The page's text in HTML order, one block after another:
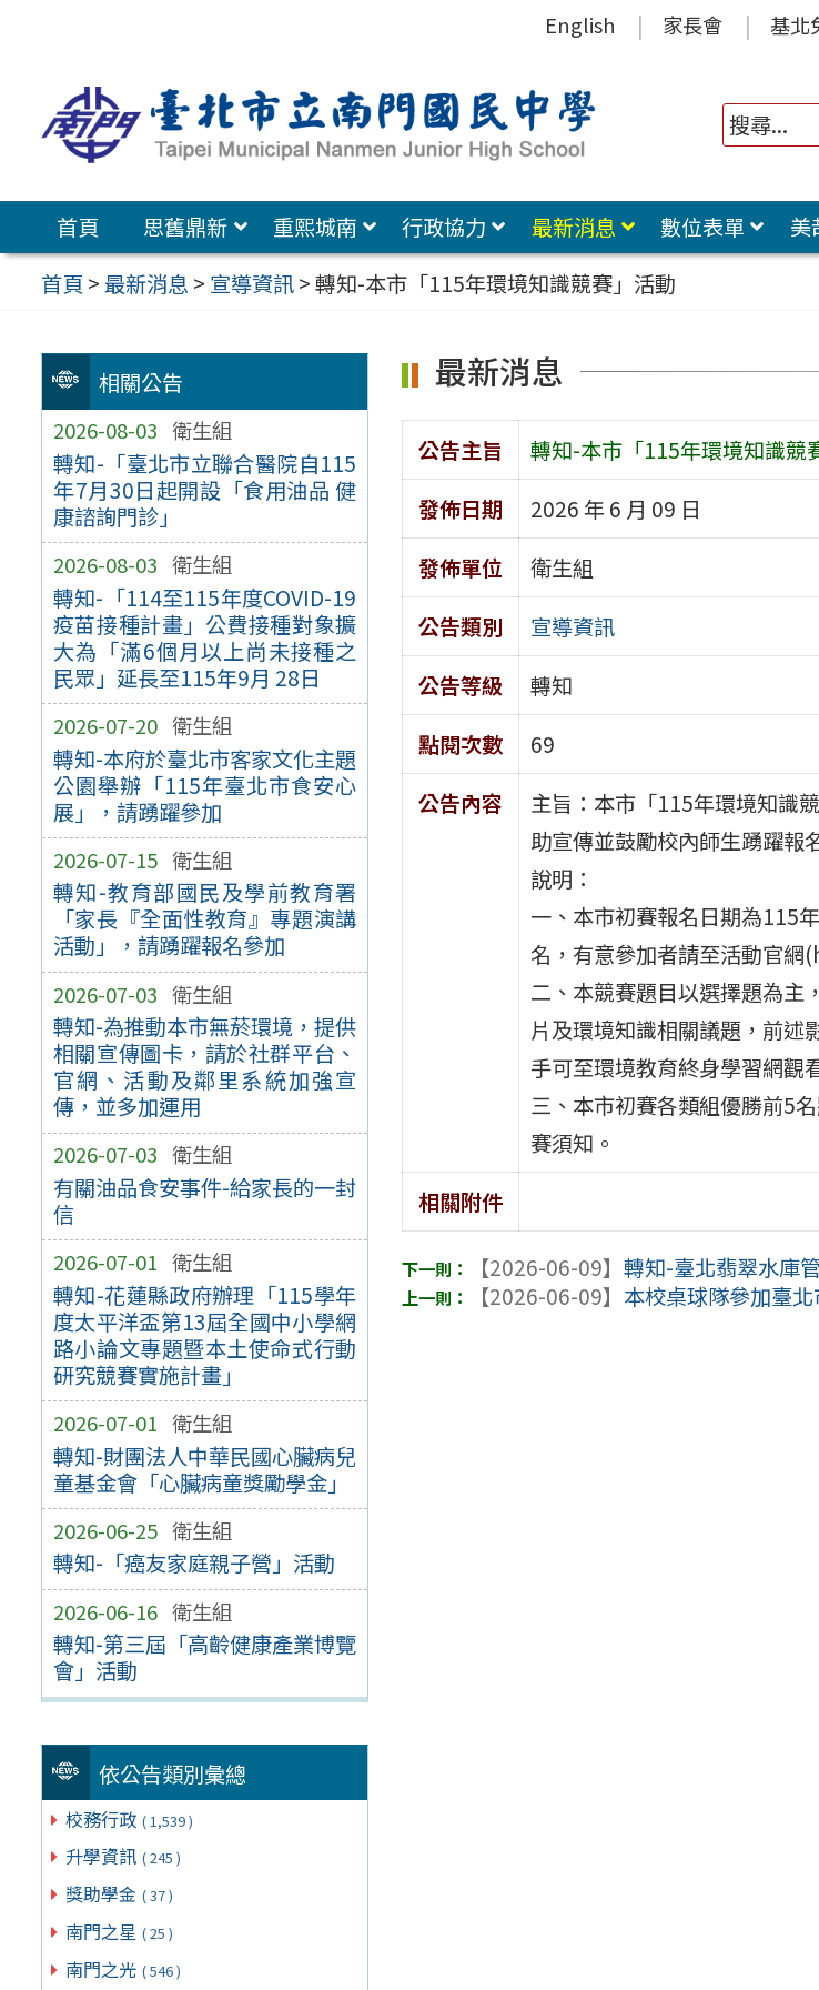
容
區
English 家長會 基北
首頁 思舊鼎新 重熙城南 行政協力 最新消息 數位表單 美
首頁 >最新消息 > 宣導資訊>轉知-本市「115年環境知識競賽」活動
相關公告
2026-08-03 衛生組
轉知-「臺北市立聯合醫院自115
年7月30日起開設「食用油品 健
康諮詢門診」
2026-08-03 衛生組
轉知-「114至115年度COVID-19
疫苗接種計畫」公費接種對象擴
大為「滿6個月以上尚未接種之
民眾」延長至115年9月 28日
2026-07-20 衛生組
轉知-本府於臺北市客家文化主題
公園舉辦「115年臺北市食安心
展」，請踴躍參加
2026-07-15 衛生組
轉知-教育部國民及學前教育署
「家長『全面性教育』專題演講
活動」，請踴躍報名參加
2026-07-03 衛生組
轉知-為推動本市無菸環境，提供
相關宣傳圖卡，請於社群平台、
官網、活動及鄰里系統加強宣
傳，並多加運用
2026-07-03 衛生組
有關油品食安事件-給家長的一封
信
2026-07-01 衛生組
轉知-花蓮縣政府辦理「115學年
度太平洋盃第13屆全國中小學網
路小論文專題暨本土使命式行動
研究競賽實施計畫」
2026-07-01 衛生組
轉知-財團法人中華民國心臟病兒
童基金會「心臟病童獎勵學金」
2026-06-25 衛生組
轉知-「癌友家庭親子營」活動
2026-06-16 衛生組
轉知-第三屆「高齡健康產業博覽
會」活動
依公告類別彙總
校務行政 ( 1,539 )
升學資訊 ( 245 )
獎助學金 ( 37 )
南門之星 ( 25 )
南門之光 ( 546 )
最新消息
公告主旨
轉知-本市「115年環境知識競
發佈日期
2026 年 6 月 09 日
發佈單位
衛生組
公告類別
宣導資訊
公告等級
轉知
點閱次數
69
公告內容
主旨：本市「115年環境知識
助宣傳並鼓勵校內師生踴躍報
說明：
一、本市初賽報名日期為115
名，有意參加者請至活動官
二、本競賽題目以選擇題為主
片及環境知識相關議題，前述
手可至環境教育終身學習網觀
三、本市初賽各類組優勝前5
賽須知。
相關附件
【2026-06-09】轉知-臺北翡翠水庫
【2026-06-09】 本校桌球隊參加臺